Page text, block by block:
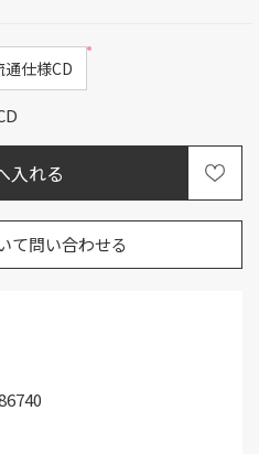
仕様CD
て問い合わせる